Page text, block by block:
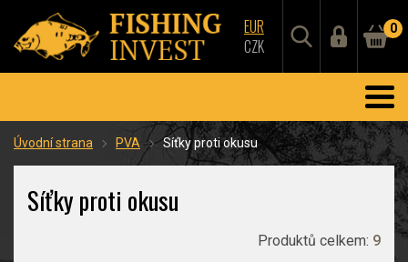
EUR
CZK
0
Úvodní strana PVA Síťky proti okusu
Síťky proti okusu
Produktů celkem: 9